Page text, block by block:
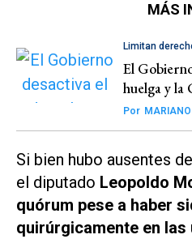
MÁS
Limitan
El
huelga y la
Por
Si bien hubo ausentes
el diputado Leopoldo
quórum pese a haber
quirúrgicamente en las